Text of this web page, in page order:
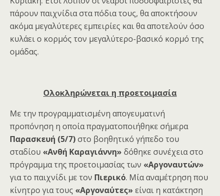
πάρουν παιχνίδια στα πόδια τους, θα αποκτήσουν
ακόμα μεγαλύτερες εμπειρίες και θα αποτελούν όσο
κυλάει ο κορμός τον μεγαλύτερο-βασικό κορμό της
ομάδας.
Ολοκληρώνεται η προετοιμασία
Με την προγραμματισμένη απογευματινή
προπόνηση η οποία πραγματοποιήθηκε σήμερα
Παρασκευή (5/7)στο βοηθητικό γήπεδο του
σταδίου «Ανθή Καραγιάννη» δόθηκε συνέχεια στο
πρόγραμμα της προετοιμασίας των «Αργοναυτών»
για το παιχνίδι με τον Πιερικό. Μία αναμέτρηση που
κίνητρο για τους «Αργοναύτες» είναι η κατάκτηση